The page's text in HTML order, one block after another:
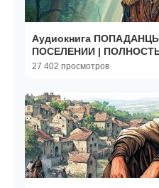
Аудиокнига
ПОСЕЛЕНИИ |
27 402 просмотров